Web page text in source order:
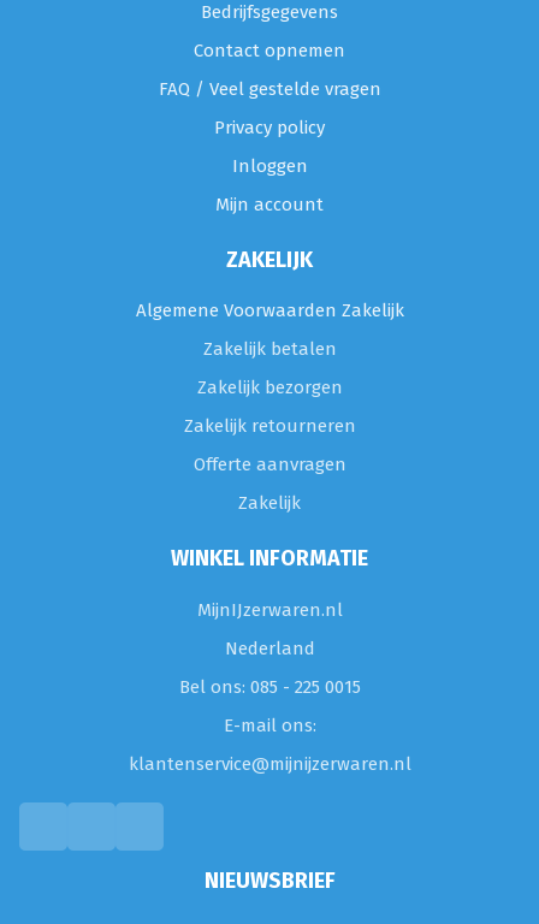
Bedrijfsgegevens
Contact opnemen
FAQ / Veel gestelde vragen
Privacy policy
Inloggen
Mijn account
ZAKELIJK
Algemene Voorwaarden Zakelijk
Zakelijk betalen
Zakelijk bezorgen
Zakelijk retourneren
Offerte aanvragen
Zakelijk
WINKEL INFORMATIE
MijnIJzerwaren.nl
Nederland
Bel ons: 085 - 225 0015
E-mail ons:
klantenservice@mijnijzerwaren.nl
NIEUWSBRIEF